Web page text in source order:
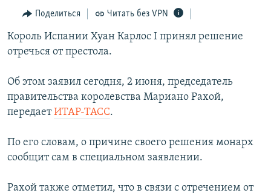
Вернутся
поиску
ИНТЕРАКТИВ
ИНФОГРАФИКА
ТЕЛЕПРОЕКТ КРЫМ.РЕАЛИИ
СОВЕТЫ ПРАВОЗАЩИТНИКОВ
ПРОПАВШИЕ БЕЗ ВЕСТИ
КРЫМ.НЕПОКОРЕННЫЙ
УКРАИНСКАЯ ПРОБЛЕМА КРЫМА
РАДІО СВОБОДА
КАК ОБОЙТИ БЛОКИРОВКУ
Поделиться Читать без VPN
Король Испании Хуан Карлос I принял решение
отречься от престола.
Об этом заявил сегодня, 2 июня, председатель
правительства королевства Мариано Рахой,
передаетИТАР-ТАСС.
По его словам, о причине своего решения монарх
сообщит сам в специальном заявлении.
Рахой также отметил, что в связи с отречением от